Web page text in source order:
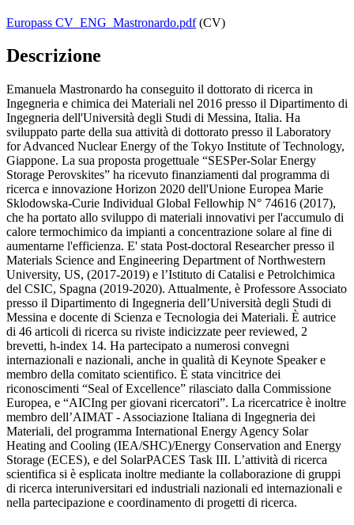
Europass CV_ENG_Mastronardo.pdf(CV)
Descrizione
Emanuela Mastronardo ha conseguito il dottorato di ricerca in
Ingegneria e chimica dei Materiali nel 2016 presso il Dipartimento di
Ingegneria dell'Università degli Studi di Messina, Italia. Ha
sviluppato parte della sua attività di dottorato presso il Laboratory
for Advanced Nuclear Energy of the Tokyo Institute of Technology,
Giappone. La sua proposta progettuale “SESPer-Solar Energy
Storage Perovskites” ha ricevuto finanziamenti dal programma di
ricerca e innovazione Horizon 2020 dell'Unione Europea Marie
Sklodowska-Curie Individual Global Fellowhip N° 74616 (2017),
che ha portato allo sviluppo di materiali innovativi per l'accumulo di
calore termochimico da impianti a concentrazione solare al fine di
aumentarne l'efficienza. E' stata Post-doctoral Researcher presso il
Materials Science and Engineering Department of Northwestern
University, US, (2017-2019) e l’Istituto di Catalisi e Petrolchimica
del CSIC, Spagna (2019-2020). Attualmente, è Professore Associato
presso il Dipartimento di Ingegneria dell’Università degli Studi di
Messina e docente di Scienza e Tecnologia dei Materiali. È autrice
di 46 articoli di ricerca su riviste indicizzate peer reviewed, 2
brevetti, h-index 14. Ha partecipato a numerosi convegni
internazionali e nazionali, anche in qualità di Keynote Speaker e
membro della comitato scientifico. È stata vincitrice dei
riconoscimenti “Seal of Excellence” rilasciato dalla Commissione
Europea, e “AICIng per giovani ricercatori”. La ricercatrice è inoltre
membro dell’AIMAT - Associazione Italiana di Ingegneria dei
Materiali, del programma International Energy Agency Solar
Heating and Cooling (IEA/SHC)/Energy Conservation and Energy
Storage (ECES), e del SolarPACES Task III. L’attività di ricerca
scientifica si è esplicata inoltre mediante la collaborazione di gruppi
di ricerca interuniversitari ed industriali nazionali ed internazionali e
nella partecipazione e coordinamento di progetti di ricerca.